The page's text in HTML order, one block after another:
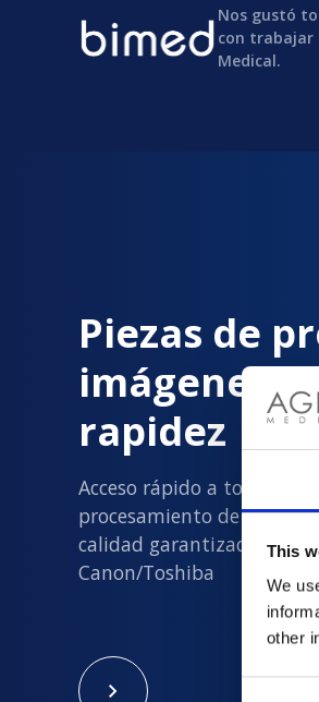
This
We
other
Nos gustó
con trabajar
Medical.
Piezas de
imágenes
rapidez
Acceso rápido a todas las
procesamiento de
calidad garantizada en
Canon/Toshiba